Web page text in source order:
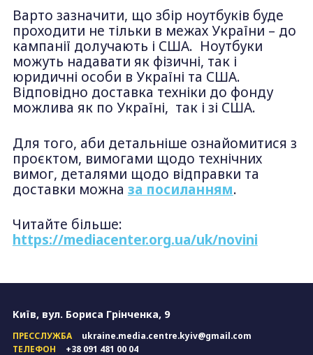
Варто зазначити, що збір ноутбуків буде
проходити не тільки в межах України – до
кампанії долучають і США. Ноутбуки
можуть надавати як фізичні, так і
юридичні особи в Україні та США.
Відповідно доставка техніки до фонду
можлива як по Україні, так і зі США.
Для того, аби детальніше ознайомитися з
проєктом, вимогами щодо технічних
вимог, деталями щодо відправки та
доставки можна за посиланням.
Читайте більше:
https://mediacenter.org.ua/uk/novini
Київ, вул. Бориса Грінченка, 9
ПРЕССЛУЖБА
ukraine.media.centre.kyiv@gmail.com
ТЕЛЕФОН
+38 091 481 00 04